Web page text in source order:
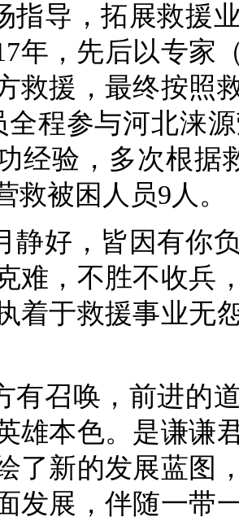
指导，拓展救援
年，先后以专家
救援，最终按照
全程参与河北涞
经验，多次根据
救被困人员9人。
静好，皆因有你
难，不胜不收兵
着于救援事业无
有召唤，前进的
雄本色。是谦谦
了新的发展蓝图
发展，伴随一带